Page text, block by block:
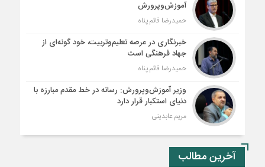
آموزش‌وپرورش
حمیدرضا قائم پناه
خبرنگاری در عرصه تعلیم‌وتربیت، خود گونه‌ای از
جهاد فرهنگی است
حمیدرضا قائم پناه
وزیر آموزش‌وپرورش: رسانه در خط مقدم مبارزه با
دنیای استکبار قرار دارد
مریم عابدینی
آخرین مطالب